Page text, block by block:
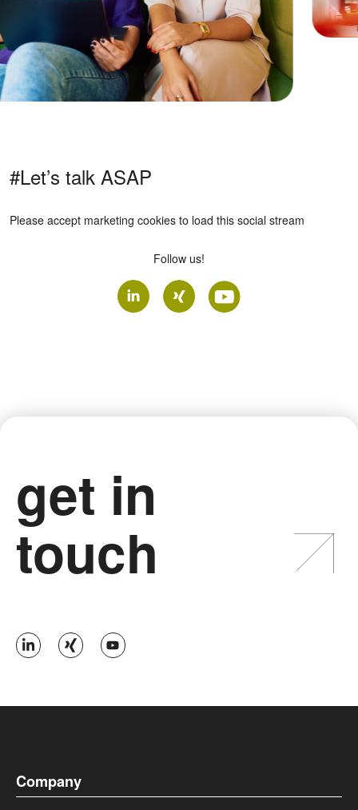
#Let’s talk ASAP
Please accept marketing cookies to load this social stream
Follow us!
get in
touch
Company